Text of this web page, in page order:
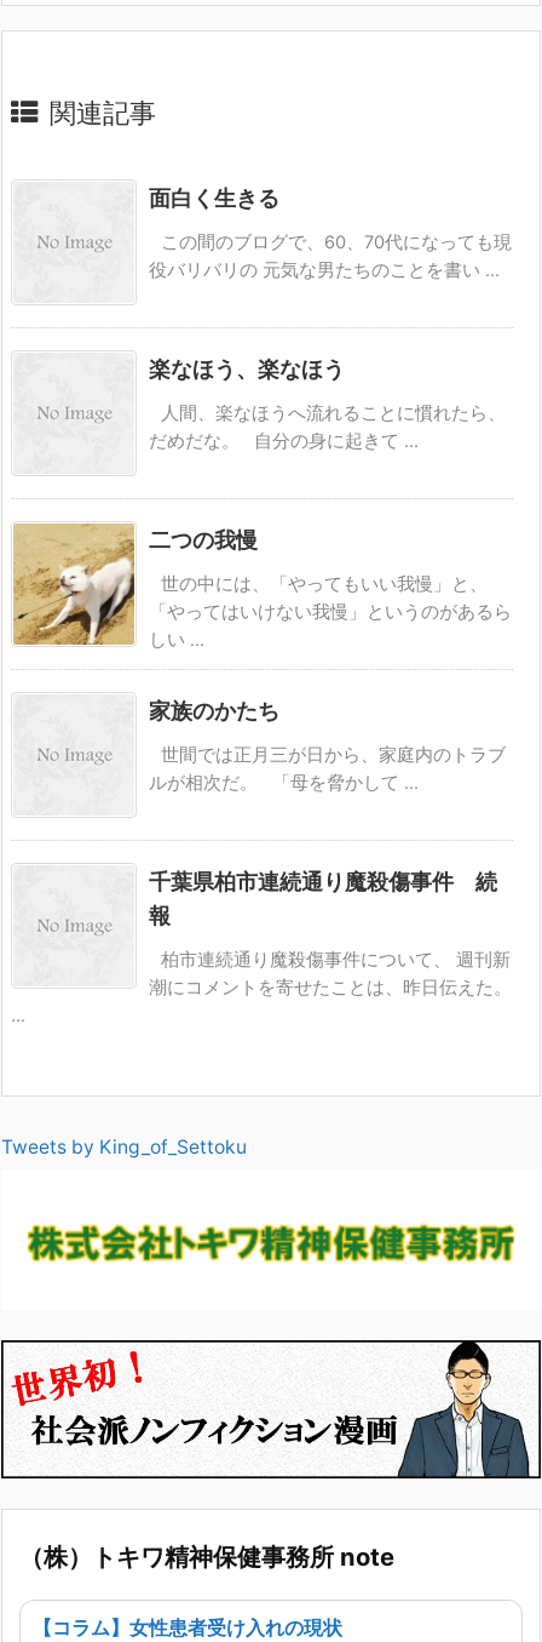
関連記事
面白く生きる
この間のブログで、60、70代になっても現
役バリバリの 元気な男たちのことを書い ...
楽なほう、楽なほう
人間、楽なほうへ流れることに慣れたら、
だめだな。 自分の身に起きて ...
二つの我慢
世の中には、「やってもいい我慢」と、
「やってはいけない我慢」というのがあるら
しい ...
家族のかたち
世間では正月三が日から、家庭内のトラブ
ルが相次だ。 「母を脅かして ...
千葉県柏市連続通り魔殺傷事件 続
報
柏市連続通り魔殺傷事件について、 週刊新
潮にコメントを寄せたことは、昨日伝えた。
...
Tweets by King_of_Settoku
（株）トキワ精神保健事務所 note
【コラム】女性患者受け入れの現状